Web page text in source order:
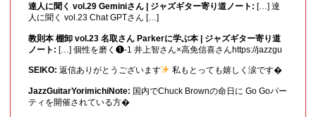
達人に聞く vol.29 Geminiさん | ジャズギター寄り道ノート: […] 達
人に聞く vol.23 Chat GPTさん […]
教則本 棚卸 vol.23 名取さん Parkerに学ぶ本 | ジャズギター寄り道
ノート: […] 個性を磨く❶-1 井上智さん×高免信喜さんhttps://jazzgu
SEIKO: 返信ありがとうございます 私もとっても嬉しく涙です�
JazzGuitarYorimichiNote: 国内でChuck Brownの命日に Go Goパー
ティを開催されている方�